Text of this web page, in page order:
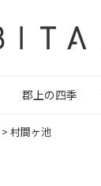
郡上の四季
> 村間ヶ池